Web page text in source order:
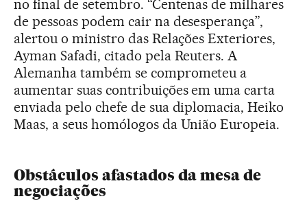
no final de setembro. “Centenas de milhares
de pessoas podem cair na desesperança”,
alertou o ministro das Relações Exteriores,
Ayman Safadi, citado pela Reuters. A
Alemanha também se comprometeu a
aumentar suas contribuições em uma carta
enviada pelo chefe de sua diplomacia, Heiko
Maas, a seus homólogos da União Europeia.
Obstáculos afastados da mesa de
negociações